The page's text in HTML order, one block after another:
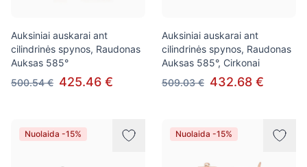
Auksiniai auskarai ant
cilindrinės spynos, Raudonas
Auksas 585°
500.54 € 425.46 €
Auksiniai auskarai ant
cilindrinės spynos, Raudonas
Auksas 585°, Cirkonai
509.03 € 432.68 €
Nuolaida -15% Nuolaida -15%